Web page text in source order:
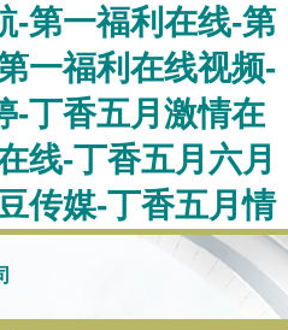
-第一福利在线-第
一福利在线视频-
-丁香五月激情在
线-丁香五月六月
传媒-丁香五月情